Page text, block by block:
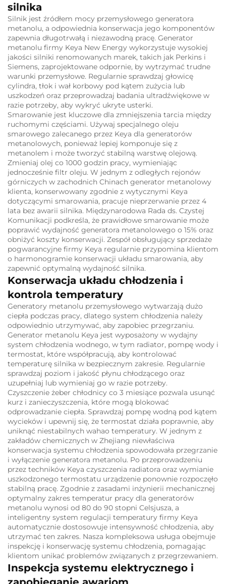
silnika
Silnik jest źródłem mocy przemysłowego generatora
metanolu, a odpowiednia konserwacja jego komponentów
zapewnia długotrwałą i niezawodną pracę. Generator
metanolu firmy Keya New Energy wykorzystuje wysokiej
jakości silniki renomowanych marek, takich jak Perkins i
Siemens, zaprojektowane odpornie, by wytrzymać trudne
warunki przemysłowe. Regularnie sprawdzaj głowicę
cylindra, tłok i wał korbowy pod kątem zużycia lub
uszkodzeń oraz przeprowadzaj badania ultradźwiękowe w
razie potrzeby, aby wykryć ukryte usterki.
Smarowanie jest kluczowe dla zmniejszenia tarcia między
ruchomymi częściami. Używaj specjalnego oleju
smarowego zalecanego przez Keya dla generatorów
metanolowych, ponieważ lepiej komponuje się z
metanolem i może tworzyć stabilną warstwę olejową.
Zmieniaj olej co 1000 godzin pracy, wymieniając
jednocześnie filtr oleju. W jednym z odległych rejonów
górniczych w zachodnich Chinach generator metanolowy
klienta, konserwowany zgodnie z wytycznymi Keya
dotyczącymi smarowania, pracuje nieprzerwanie przez 4
lata bez awarii silnika. Międzynarodowa Rada ds. Czystej
Komunikacji podkreśla, że prawidłowe smarowanie może
poprawić wydajność generatora metanolowego o 15% oraz
obniżyć koszty konserwacji. Zespół obsługujący sprzedaże
pogwarancyjne firmy Keya regularnie przypomina klientom
o harmonogramie konserwacji układu smarowania, aby
zapewnić optymalną wydajność silnika.
Konserwacja układu chłodzenia i
kontrola temperatury
Generatory metanolu przemysłowego wytwarzają dużo
ciepła podczas pracy, dlatego system chłodzenia należy
odpowiednio utrzymywać, aby zapobiec przegrzaniu.
Generator metanolu Keya jest wyposażony w wydajny
system chłodzenia wodnego, w tym radiator, pompę wody i
termostat, które współpracują, aby kontrolować
temperaturę silnika w bezpiecznym zakresie. Regularnie
sprawdzaj poziom i jakość płynu chłodzącego oraz
uzupełniaj lub wymieniaj go w razie potrzeby.
Czyszczenie żeber chłodnicy co 3 miesiące pozwala usunąć
kurz i zanieczyszczenia, które mogą blokować
odprowadzanie ciepła. Sprawdzaj pompę wodną pod kątem
wycieków i upewnij się, że termostat działa poprawnie, aby
uniknąć niestabilnych wahao temperatury. W jednym z
zakładów chemicznych w Zhejiang niewłaściwa
konserwacja systemu chłodzenia spowodowała przegrzanie
i wyłączenie generatora metanolu. Po przeprowadzeniu
przez techników Keya czyszczenia radiatora oraz wymianie
uszkodzonego termostatu urządzenie ponownie rozpoczęło
stabilną pracę. Zgodnie z zasadami inżynierii mechanicznej
optymalny zakres temperatur pracy dla generatorów
metanolu wynosi od 80 do 90 stopni Celsjusza, a
inteligentny system regulacji temperatury firmy Keya
automatycznie dostosowuje intensywność chłodzenia, aby
utrzymać ten zakres. Nasza kompleksowa usługa obejmuje
inspekcję i konserwację systemu chłodzenia, pomagając
klientom unikać problemów związanych z przegrzewaniem.
Inspekcja systemu elektrycznego i